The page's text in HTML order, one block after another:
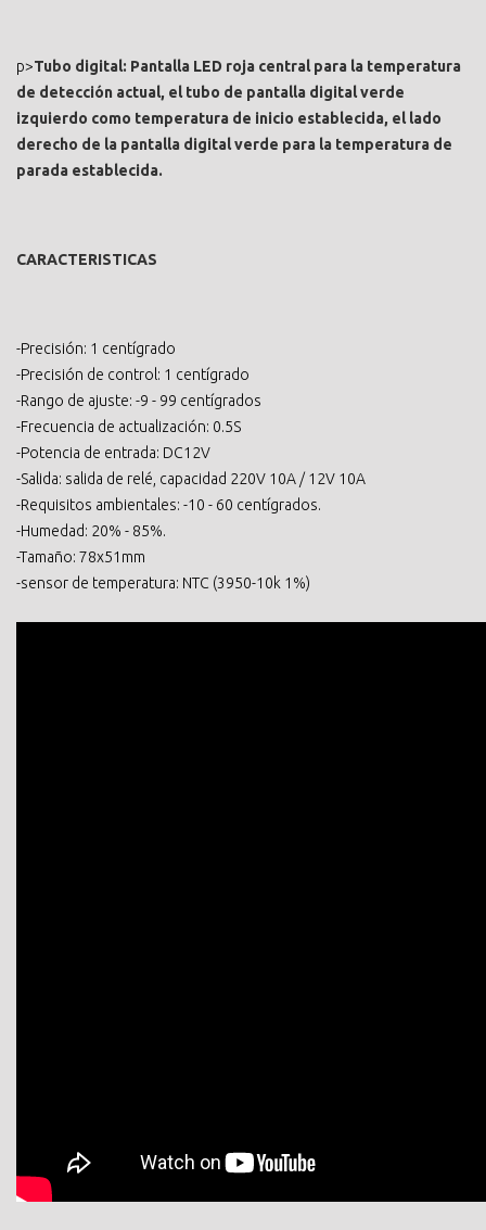
p>Tubo digital: Pantalla LED roja central para la temperatura
de detección actual, el tubo de pantalla digital verde
izquierdo como temperatura de inicio establecida, el lado
derecho de la pantalla digital verde para la temperatura de
parada establecida.
CARACTERISTICAS
-Precisión: 1 centígrado
-Precisión de control: 1 centígrado
-Rango de ajuste: -9 - 99 centígrados
-Frecuencia de actualización: 0.5S
-Potencia de entrada: DC12V
-Salida: salida de relé, capacidad 220V 10A / 12V 10A
-Requisitos ambientales: -10 - 60 centígrados.
-Humedad: 20% - 85%.
-Tamaño: 78x51mm
-sensor de temperatura: NTC (3950-10k 1%)